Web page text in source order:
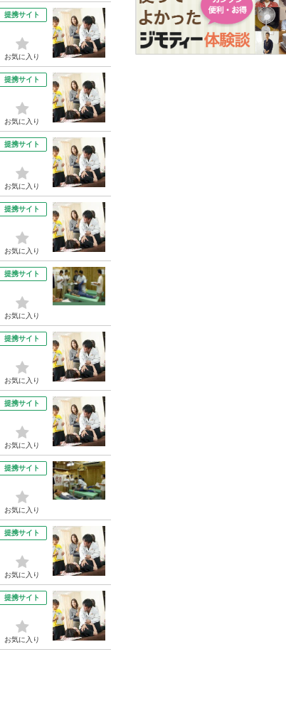
提携サイト
お気に入り
提携サイト
お気に入り
提携サイト
お気に入り
提携サイト
お気に入り
提携サイト
お気に入り
提携サイト
お気に入り
提携サイト
お気に入り
提携サイト
お気に入り
提携サイト
お気に入り
提携サイト
お気に入り